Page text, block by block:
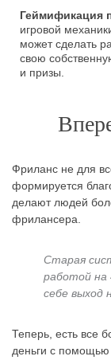
Геймификация
игровой
может сделать
свою
и призы.
Фриланс не для
формируется
делают людей
фрилансера.
Старая
работой на
себе выход
Теперь, есть все
деньги с помощью